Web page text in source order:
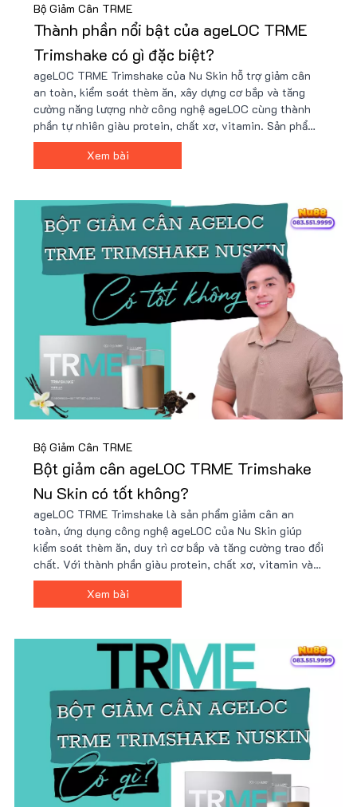
Bộ Giảm Cân TRME
Thành phần nổi bật của ageLOC TRME
Trimshake có gì đặc biệt?
ageLOC TRME Trimshake của Nu Skin hỗ trợ giảm cân
an toàn, kiểm soát thèm ăn, xây dựng cơ bắp và tăng
cường năng lượng nhờ công nghệ ageLOC cùng thành
phần tự nhiên giàu protein, chất xơ, vitamin. Sản phẩm
tiện lợi, dễ sử dụng, phù hợp lối sống bận rộn và mục
tiêu sức khỏe. Giá ưu đãi tại Nu88!
Xem bài
Bộ Giảm Cân TRME
Bột giảm cân ageLOC TRME Trimshake
Nu Skin có tốt không?
ageLOC TRME Trimshake là sản phẩm giảm cân an
toàn, ứng dụng công nghệ ageLOC của Nu Skin giúp
kiểm soát thèm ăn, duy trì cơ bắp và tăng cường trao đổi
chất. Với thành phần giàu protein, chất xơ, vitamin và
khoáng chất, Trimshake hỗ trợ cải thiện vóc dáng hiệu
quả. Mua ngay tại Nu88 để có giá ưu đãi!
Xem bài